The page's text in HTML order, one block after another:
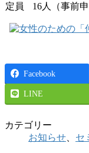
定員 16人（事前
Facebook
LINE
カテゴリー
お知らせ
セ